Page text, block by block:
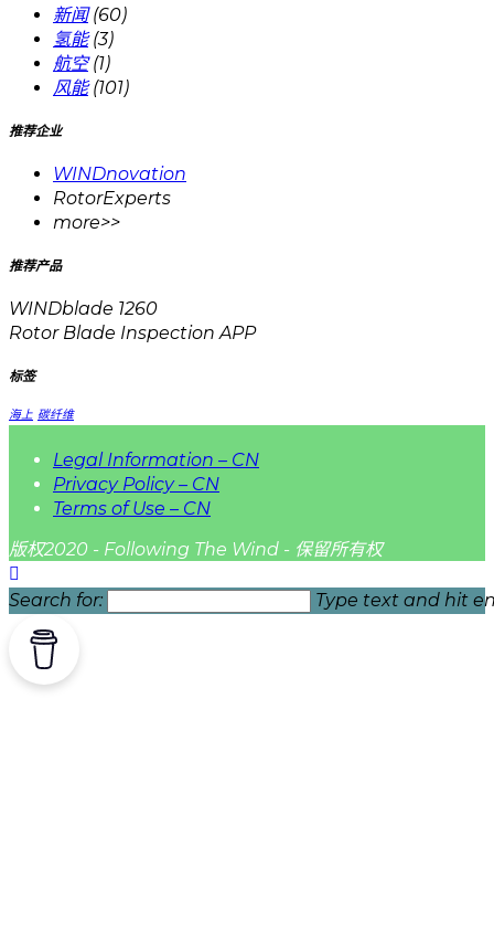
新闻 (60)
氢能 (3)
航空 (1)
风能 (101)
推荐企业
WINDnovation
RotorExperts
more>>
推荐产品
WINDblade 1260
Rotor Blade Inspection APP
标签
海上 碳纤维
Legal Information – CN
Privacy Policy – CN
Terms of Use – CN
版权2020 - Following The Wind - 保留所有权
Search for: Type text and hit